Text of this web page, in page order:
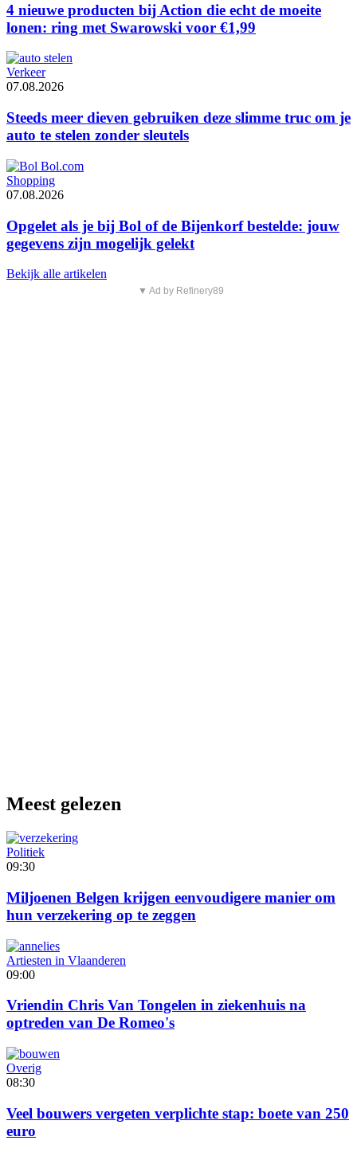
4 nieuwe producten bij Action die echt de moeite
lonen: ring met Swarowski voor €1,99
Verkeer
07.08.2026
Steeds meer dieven gebruiken deze slimme truc om je
auto te stelen zonder sleutels
Shopping
07.08.2026
Opgelet als je bij Bol of de Bijenkorf bestelde: jouw
gegevens zijn mogelijk gelekt
Bekijk alle artikelen
▼ Ad by Refinery89
Meest gelezen
Politiek
09:30
Miljoenen Belgen krijgen eenvoudigere manier om
hun verzekering op te zeggen
Artiesten in Vlaanderen
09:00
Vriendin Chris Van Tongelen in ziekenhuis na
optreden van De Romeo's
Overig
08:30
Veel bouwers vergeten verplichte stap: boete van 250
euro